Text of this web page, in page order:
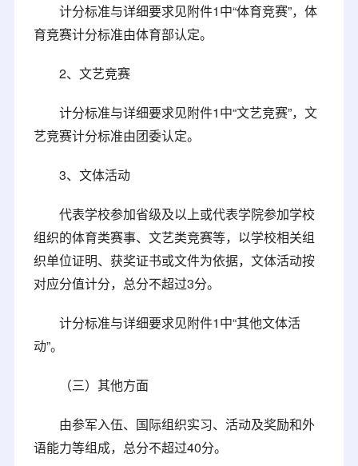
计分标准与详细要求见附件1中“体育竞赛”，体
育竞赛计分标准由体育部认定。
2、文艺竞赛
计分标准与详细要求见附件1中“文艺竞赛”，文
艺竞赛计分标准由团委认定。
3、文体活动
代表学校参加省级及以上或代表学院参加学校
组织的体育类赛事、文艺类竞赛等，以学校相关组
织单位证明、获奖证书或文件为依据，文体活动按
对应分值计分，总分不超过3分。
计分标准与详细要求见附件1中“其他文体活
动”。
（三）其他方面
由参军入伍、国际组织实习、活动及奖励和外
语能力等组成，总分不超过40分。